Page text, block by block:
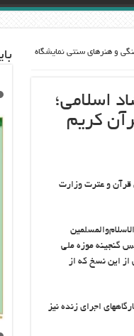
و هنرهای سنتی نمایشگاه
اسلامی؛
کریم
قرآن و عترت وزارت
گنجینه موزه ملی
این نسخ که از
اجرای زنده نیز